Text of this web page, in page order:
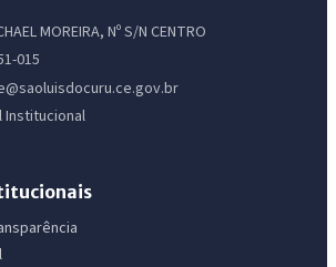
MOREIRA, Nº S/N CENTRO
015
Institucional